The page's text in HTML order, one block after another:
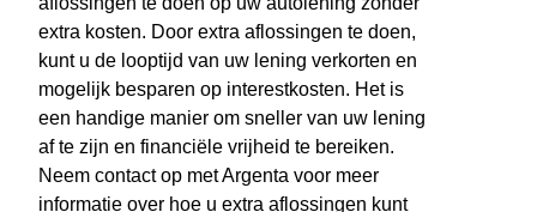
extra kosten. Door extra aflossingen te doen,
kunt u de looptijd van uw lening verkorten en
mogelijk besparen op interestkosten. Het is
een handige manier om sneller van uw lening
af te zijn en financiële vrijheid te bereiken.
Neem contact op met Argenta voor meer
informatie over hoe u extra aflossingen kunt